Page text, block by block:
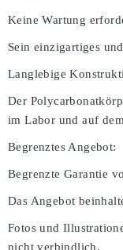
Keine Wartung
Sein einzigartiges
Langlebige
Der
im Labor und auf
Begrenztes Angebot:
Begrenzte Garantie
Das Angebot
Fotos und
nicht verbindlich.